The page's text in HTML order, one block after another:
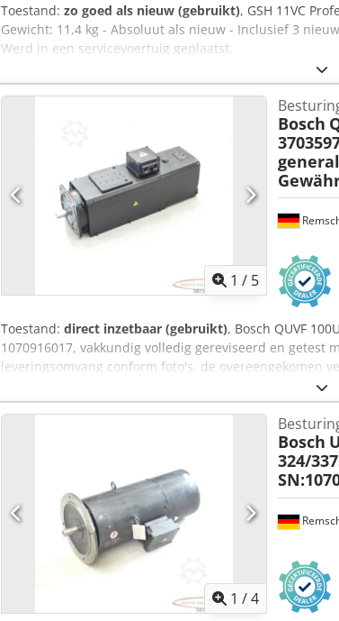
Toestand: zo goed als nieuw (gebruikt), GSH 11VC
Gewicht: 11,4 kg - Absoluut als nieuw - Inclusief 3
Werd in een servicevoertuig geplaatst.
1 / 5
Bosch
Toestand: direct inzetbaar (gebruikt), Bosch QUVF
1070916017, vakkundig volledig gereviseerd en getest
leveringsomvang conform foto's, de overeengekomen
artikel. Vraag apart naar de prijs!,LET OP: Vraag apart
kosten voor verpakking en transport dienen apart te
1 /4
Bosch
324/